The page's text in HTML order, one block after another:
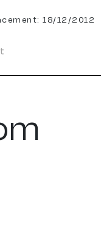
18/12/2012